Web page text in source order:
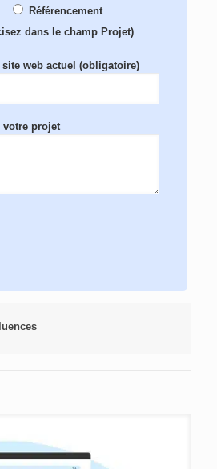
Référencement
dans le champ Projet)
web actuel (obligatoire)
votre projet